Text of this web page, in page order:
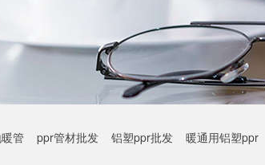
管 ppr管材批发 铝塑ppr批发 暖通用铝塑ppr